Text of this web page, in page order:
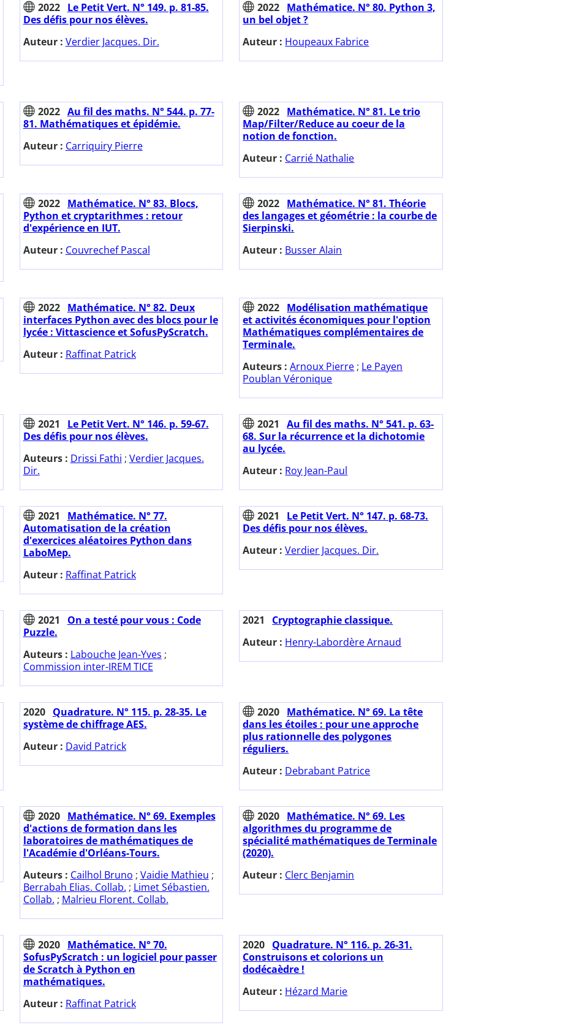
2022
Le Petit Vert. N° 149. p. 81-85.
Des défis pour nos élèves.
Auteur : Verdier Jacques. Dir.
2022 Mathématice. N° 80. Python 3,
un bel objet ?
Auteur : Houpeaux Fabrice
2022 Au fil des maths. N° 544. p. 77-
81. Mathématiques et épidémie.
Auteur : Carriquiry Pierre
2022 Mathématice. N° 81. Le trio
Map/Filter/Reduce au coeur de la
notion de fonction.
Auteur : Carrié Nathalie
2022
Mathématice. N° 83. Blocs,
Python et cryptarithmes : retour
d'expérience en IUT.
Auteur : Couvrechef Pascal
2022 Mathématice. N° 81. Théorie
des langages et géométrie : la courbe de
Sierpinski.
Auteur : Busser Alain
2022
Mathématice. N° 82. Deux
interfaces Python avec des blocs pour le
lycée : Vittascience et SofusPyScratch.
Auteur : Raffinat Patrick
2022 Modélisation mathématique
et activités économiques pour l'option
Mathématiques complémentaires de
Terminale.
Auteurs :Arnoux Pierre ; Le Payen
Poublan Véronique
2021
Le Petit Vert. N° 146. p. 59-67.
Des défis pour nos élèves.
Auteurs : Drissi Fathi ; Verdier Jacques.
Dir.
2021
Au fil des maths. N° 541. p. 63-
68. Sur la récurrence et la dichotomie
au lycée.
Auteur : Roy Jean-Paul
2021
Mathématice. N° 77.
Automatisation de la création
d'exercices aléatoires Python dans
LaboMep.
Auteur : Raffinat Patrick
2021
Le Petit Vert. N° 147. p. 68-73.
Des défis pour nos élèves.
Auteur :Verdier Jacques. Dir.
2021
On a testé pour vous : Code
Puzzle.
Auteurs : Labouche Jean-Yves ;
Commission inter-IREM TICE
2021
Cryptographie classique.
Auteur : Henry-Labordère Arnaud
2020
Quadrature. N° 115. p. 28-35. Le
système de chiffrage AES.
Auteur : David Patrick
2020 Mathématice. N° 69. La tête
dans les étoiles : pour une approche
plus rationnelle des polygones
réguliers.
Auteur : Debrabant Patrice
2020
Mathématice. N° 69. Exemples
d'actions de formation dans les
laboratoires de mathématiques de
l'Académie d'Orléans-Tours.
Auteurs : Cailhol Bruno ; Vaidie Mathieu ;
Berrabah Elias. Collab. ; Limet Sébastien.
Collab. ; Malrieu Florent. Collab.
2020 Mathématice. N° 69. Les
algorithmes du programme de
spécialité mathématiques de Terminale
(2020).
Auteur : Clerc Benjamin
2020
Mathématice. N° 70.
SofusPyScratch : un logiciel pour passer
de Scratch à Python en
mathématiques.
Auteur : Raffinat Patrick
2020 Quadrature. N° 116. p. 26-31.
Construisons et colorions un
dodécaèdre !
Auteur : Hézard Marie